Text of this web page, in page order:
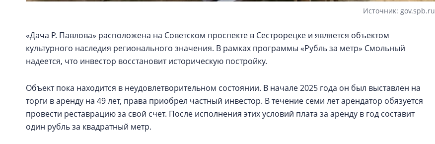
Источник: gov.spb.ru
«Дача Р. Павлова» расположена на Советском проспекте в Сестрорецке и является объектом
культурного наследия регионального значения. В рамках программы «Рубль за метр» Смольный
надеется, что инвестор восстановит историческую постройку.
Объект пока находится в неудовлетворительном состоянии. В начале 2025 года он был выставлен на
торги в аренду на 49 лет, права приобрел частный инвестор. В течение семи лет арендатор обязуется
провести реставрацию за свой счет. После исполнения этих условий плата за аренду в год составит
один рубль за квадратный метр.